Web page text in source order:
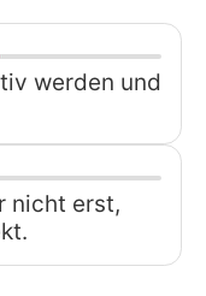
werden und
nicht erst,